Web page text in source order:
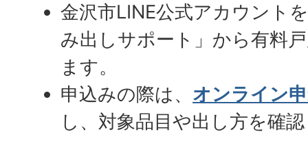
金沢市LINE公式アカウント
み出しサポート」から有料
ます。
申込みの際は、 オンライン
し、対象品目や出し方を確